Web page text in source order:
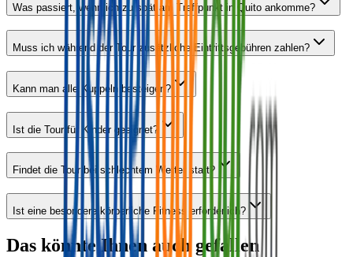
Was passiert, wenn ich zu spät am Treffpunkt in Quito ankomme?
Muss ich während der Tour zusätzliche Eintrittsgebühren zahlen?
Kann man alle Kuppeln besteigen?
Ist die Tour für Kinder geeignet?
Findet die Tour bei schlechtem Wetter statt?
Ist eine besondere körperliche Fitness erforderlich?
Das könnte Ihnen auch gefallen